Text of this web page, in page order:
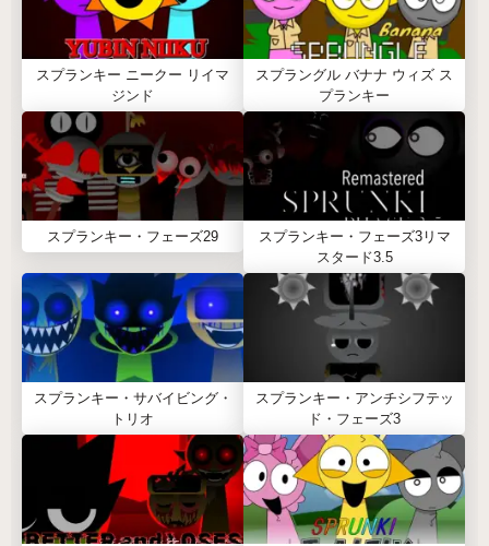
スプランキー ニークー リイマ
ジンド
スプラングル バナナ ウィズ ス
プランキー
スプランキー・フェーズ29
スプランキー・フェーズ3リマ
スタード3.5
スプランキー・サバイビング・
トリオ
スプランキー・アンチシフテッ
ド・フェーズ3